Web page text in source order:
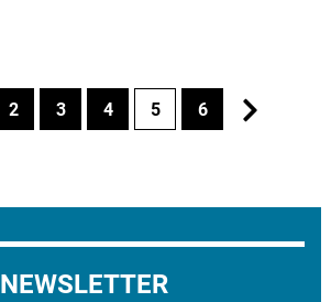
2 3 4 5 6
NEWSLETTER